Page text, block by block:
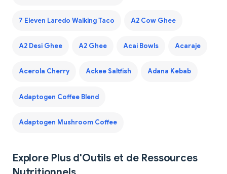
7 Eleven Laredo Walking Taco A2 Cow Ghee
A2 Desi Ghee A2 Ghee Acai Bowls Acaraje
Acerola Cherry Ackee Saltfish Adana Kebab
Adaptogen Coffee Blend
Adaptogen Mushroom Coffee
Explore Plus d'Outils et de Ressources